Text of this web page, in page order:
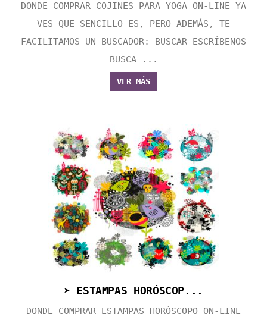
DONDE COMPRAR COJINES PARA YOGA ON-LINE YA
VES QUE SENCILLO ES, PERO ADEMÁS, TE
FACILITAMOS UN BUSCADOR: BUSCAR ESCRÍBENOS
BUSCA ...
VER MÁS
➤ ESTAMPAS HORÓSCOP...
DONDE COMPRAR ESTAMPAS HORÓSCOPO ON-LINE